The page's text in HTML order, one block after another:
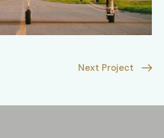
Next Project